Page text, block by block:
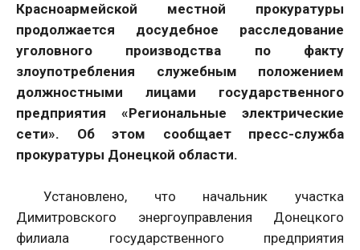
Красноармейской местной прокуратуры
продолжается досудебное расследование
уголовного производства по факту
злоупотребления служебным положением
должностными лицами государственного
предприятия «Региональные электрические
сети». Об этом сообщает пресс-служба
прокуратуры Донецкой области.
Установлено, что начальник участка
Димитровского энергоуправления Донецкого
филиала государственного предприятия